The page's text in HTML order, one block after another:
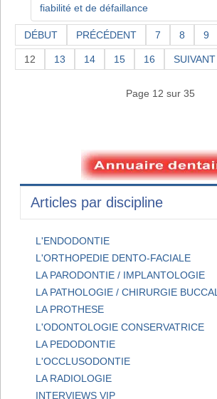
fiabilité et de défaillance
DÉBUT PRÉCÉDENT 7 8 9
12 13 14 15 16 SUIVANT
Page 12 sur 35
Articles par discipline
L'ENDODONTIE
L'ORTHOPEDIE DENTO-FACIALE
LA PARODONTIE / IMPLANTOLOGIE
LA PATHOLOGIE / CHIRURGIE
LA PROTHESE
L'ODONTOLOGIE CONSERVATRICE
LA PEDODONTIE
L'OCCLUSODONTIE
LA RADIOLOGIE
INTERVIEWS VIP